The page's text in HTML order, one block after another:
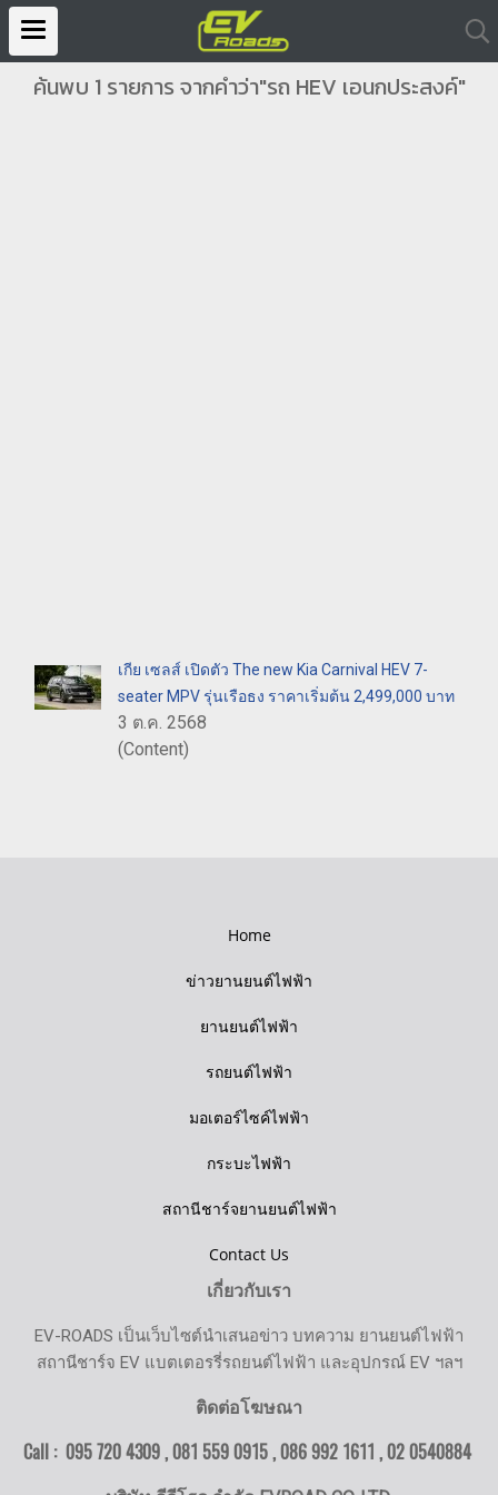
ค้นพบ 1 รายการ จากคำว่า"รถ HEV เอนกประสงค์"
เกีย เซลส์ เปิดตัว The new Kia Carnival HEV 7-
seater MPV รุ่นเรือธง ราคาเริ่มต้น 2,499,000 บาท
3 ต.ค. 2568
(Content)
Home
ข่าวยานยนต์ไฟฟ้า
ยานยนต์ไฟฟ้า
รถยนต์ไฟฟ้า
มอเตอร์ไซค์ไฟฟ้า
กระบะไฟฟ้า
สถานีชาร์จยานยนต์ไฟฟ้า
Contact Us
เกี่ยวกับเรา
EV-ROADS เป็นเว็บไซต์นำเสนอข่าว บทความ ยานยนต์ไฟฟ้า
สถานีชาร์จ EV แบตเตอรรี่รถยนต์ไฟฟ้า และอุปกรณ์ EV ฯลฯ
ติดต่อโฆษณา
Call : 095 720 4309 , 081 559 0915 , 086 992 1611 ,02 0540884